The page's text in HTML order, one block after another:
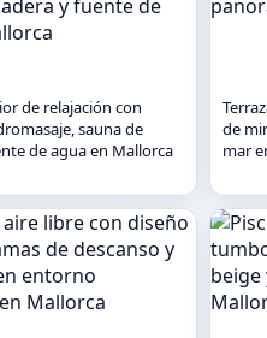
de relajación con
sauna de
de agua en Mallorca
de
mar